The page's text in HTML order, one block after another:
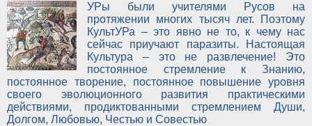
УРы были учителями Русов на
протяжении многих тысяч лет. Поэтому
КультУРа – это явно не то, к чему нас
сейчас приучают паразиты. Настоящая
Культура – это не развлечение! Это
постоянное стремление к Знанию,
постоянное творение, постоянное повышение уровня
своего эволюционного развития практическими
действиями, продиктованными стремлением Души,
Долгом, Любовью, Честью и Совестью